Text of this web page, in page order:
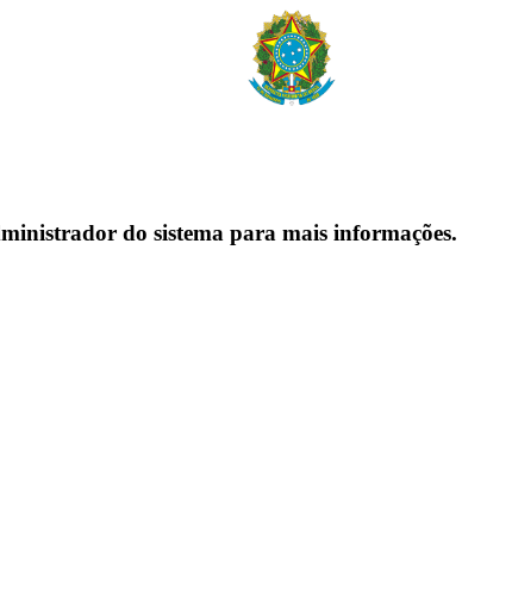
do sistema para mais informações.